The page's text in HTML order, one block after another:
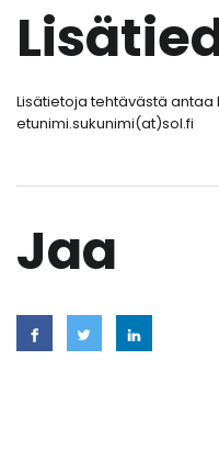
Lisätietoja tehtävästä antaa
etunimi.sukunimi(at)sol.fi
Jaa